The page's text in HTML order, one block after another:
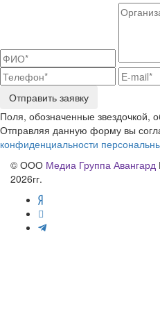
Отправить заявку
Поля, обозначенные звездочкой,
Отправляя данную форму вы
конфиденциальности
© ООО Медиа Группа Авангард
2026гг.